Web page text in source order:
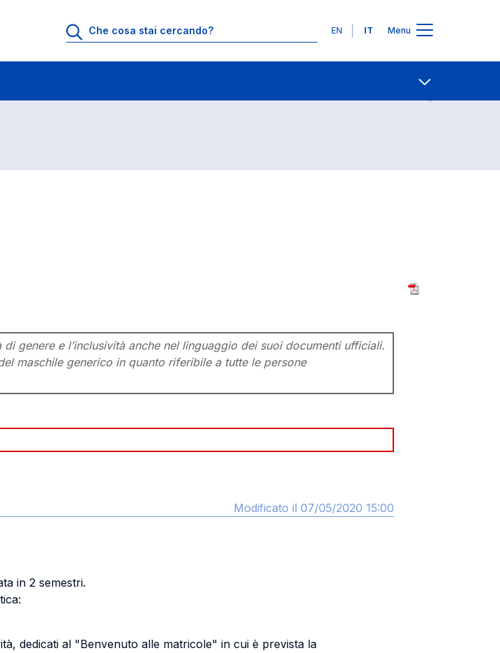
Lingue
EN IT Menu
Corsi di Laurea triennali Contatti
genere e l’inclusività anche nel linguaggio dei suoi documenti ufficiali.
maschile generico in quanto riferibile a tutte le persone
Modificato il 07/05/2020 15:00
in 2 semestri.
dedicati al "Benvenuto alle matricole" in cui è prevista la